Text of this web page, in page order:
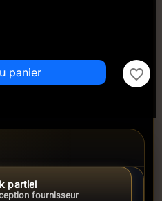
panier favorite_border
partiel
fournisseur